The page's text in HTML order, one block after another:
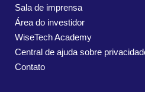
Sala de imprensa
Área do investidor
WiseTech Academy
Central de ajuda sobre
Contato